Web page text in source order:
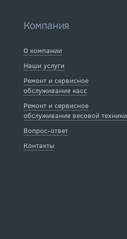
Компания
О компании
Наши услуги
Ремонт и сервисное
обслуживание касс
Ремонт и сервисное
обслуживание весовой техники
Вопрос-ответ
Контакты